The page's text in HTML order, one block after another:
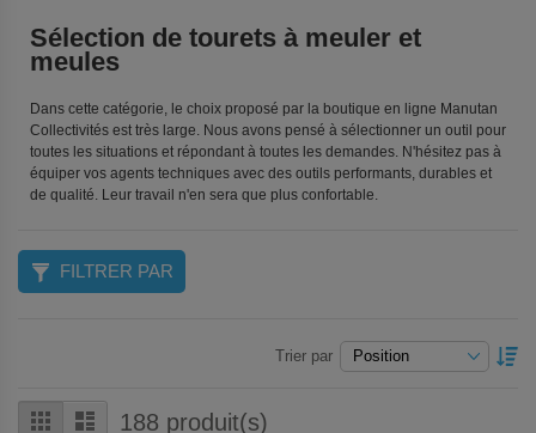
Sélection de tourets à meuler et
meules
Dans cette catégorie, le choix proposé par la boutique en ligne Manutan
Collectivités est très large. Nous avons pensé à sélectionner un outil pour
toutes les situations et répondant à toutes les demandes. N'hésitez pas à
équiper vos agents techniques avec des outils performants, durables et
de qualité. Leur travail n'en sera que plus confortable.
Grille Liste188 produit(s)
Trier par
FILTRER PAR